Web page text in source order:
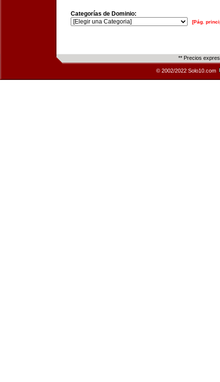
Categorías de Dominio:
[Pág.
** Precios
© 2002/2022 Solo10.com